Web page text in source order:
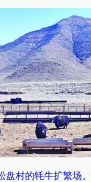
盘村的牦牛扩繁场